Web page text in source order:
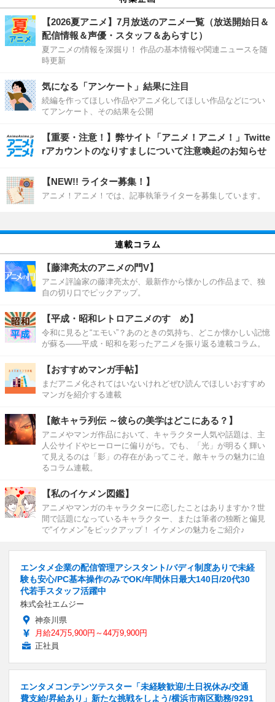
【2026夏アニメ】7月放送のアニメ一覧（放送開始日＆
配信情報＆声優・スタッフ＆あらすじ）
夏アニメの情報を深掘り！ 作品の基本情報や関連ニュースを随
時更新
気になる「アンケート」結果に注目
続編を作ってほしい作品やアニメ化してほしい作品などについ
てアンケート、その結果を公開
【重要・注意！】弊サイト「アニメ！アニメ！」Twitte
rアカウントのなりすましについて注意喚起のお知らせ
【NEW!! ライター募集！】
アニメ！アニメ！では、記事執筆ライターを募集しています。
連載コラム
【藤津亮太のアニメの門V】
アニメ評論家の藤津亮太が、最新作から懐かしの作品まで、独
自の切り口でピックアップ。
【平成・昭和レトロアニメのすゝめ】
令和に見ると“エモい”？あのときの気持ち、どこか懐かしい記憶
が蘇る――平成・昭和を彩ったアニメを振り返る連載コラム。
【おすすめマンガ手帖】
まだアニメ化されてはいないけれどぜひ読んでほしいおすすめ
マンガを紹介する連載
【敵キャラ列伝 ～彼らの美学はどこにある？】
アニメやマンガ作品において、キャラクター人気や話題は、主
人公サイドやヒーローに偏りがち。でも、「光」が明るく輝い
て見えるのは「影」の存在があってこそ。敵キャラの魅力に迫
るコラム連載。
【私のイケメン図鑑】
アニメやマンガのキャラクターに恋したことはありますか？世
間で話題になっているキャラクター、または筆者の独断と偏見
で“イケメン”をピックアップ！ イケメンの魅力をご紹介♪
エンタメ企業の配信管理アシスタント/バディ制度ありで未経
験も安心/PC基本操作のみでOK/年間休日最大140日/20代30
代若手スタッフ活躍中
株式会社エムジー
神奈川県
月給24万5,900円～44万9,900円
正社員
エンタメコンテンツテスター「未経験歓迎/土日祝休み/交通
費支給/昇給あり」新たな挑戦をしよう/横浜市南区勤務/9291